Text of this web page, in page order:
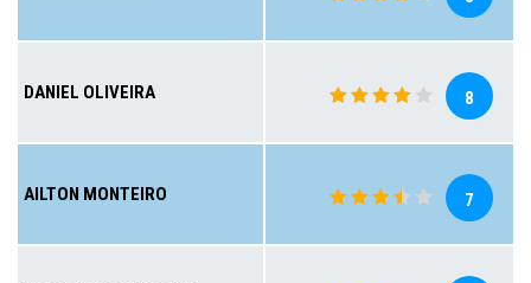
DANIEL OLIVEIRA 8
AILTON MONTEIRO 7